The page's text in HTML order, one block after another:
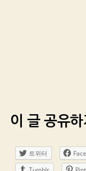
이 글 공유하
트위터